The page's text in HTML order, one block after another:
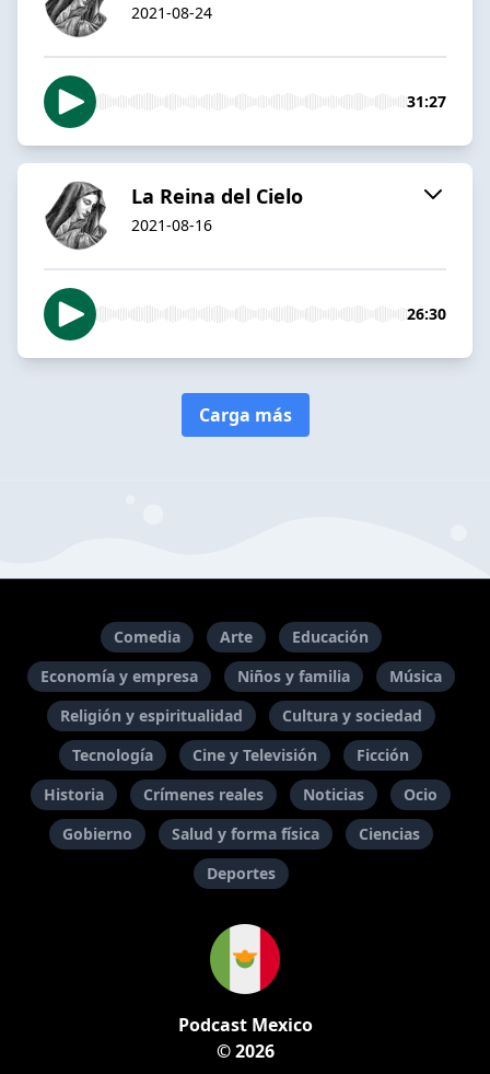
2021-08-24
31:27
La Reina del Cielo
2021-08-16
26:30
Carga más
Comedia Arte
Educación
Economía y empresa
Niños y familia
Música
Religión y espiritualidad
Cultura y sociedad
Tecnología
Cine y Televisión
Ficción
Historia
Crímenes reales Noticias
Ocio
Gobierno
Salud y forma física
Ciencias
Deportes
Podcast Mexico
© 2026